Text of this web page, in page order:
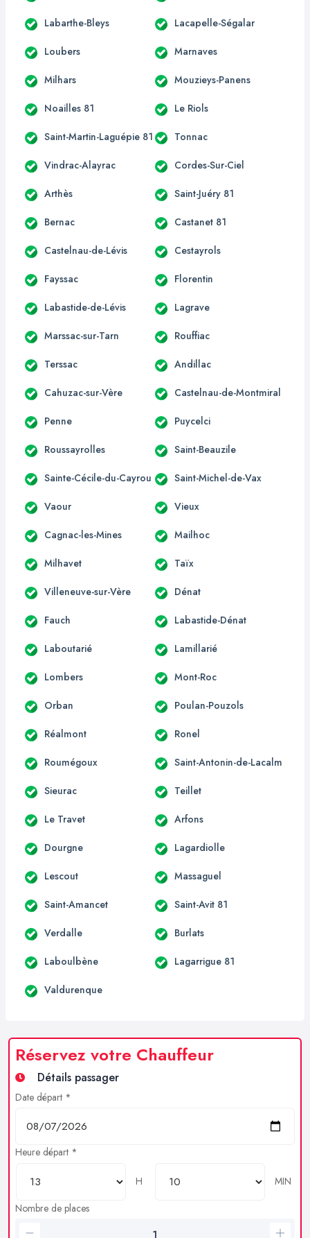
Labarthe-Bleys Lacapelle-Ségalar
Loubers Marnaves
Milhars Mouzieys-Panens
Noailles 81 Le Riols
Saint-Martin-Laguépie 81 Tonnac
Vindrac-Alayrac Cordes-Sur-Ciel
Arthès Saint-Juéry 81
Bernac Castanet 81
Castelnau-de-Lévis Cestayrols
Fayssac Florentin
Labastide-de-Lévis Lagrave
Marssac-sur-Tarn Rouffiac
Terssac Andillac
Cahuzac-sur-Vère Castelnau-de-Montmiral
Penne Puycelci
Roussayrolles Saint-Beauzile
Sainte-Cécile-du-Cayrou Saint-Michel-de-Vax
Vaour Vieux
Cagnac-les-Mines Mailhoc
Milhavet Taïx
Villeneuve-sur-Vère Dénat
Fauch Labastide-Dénat
Laboutarié Lamillarié
Lombers Mont-Roc
Orban Poulan-Pouzols
Réalmont Ronel
Roumégoux Saint-Antonin-de-Lacalm
Sieurac Teillet
Le Travet Arfons
Dourgne Lagardiolle
Lescout Massaguel
Saint-Amancet Saint-Avit 81
Verdalle Burlats
Laboulbène Lagarrigue 81
Valdurenque
Réservez votre Chauffeur
Détails passager
Date départ *
Heure départ *
H
MIN
Nombre de places